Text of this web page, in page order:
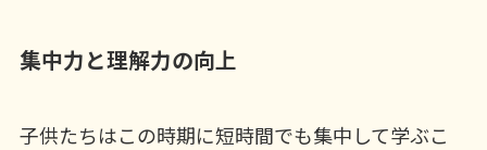
集中力と理解力の向上
子供たちはこの時期に短時間でも集中して学ぶこ